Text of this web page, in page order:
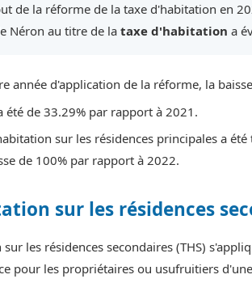
de la réforme de la taxe d'habitation en
Néron au titre de la taxe d'habitation a
année d'application de la réforme, la
été de 33.29% par rapport à 2021.
sur les résidences principales a
de 100% par rapport à 2022.
sur les résidences
les résidences secondaires (THS)
pour les propriétaires ou usufruitiers